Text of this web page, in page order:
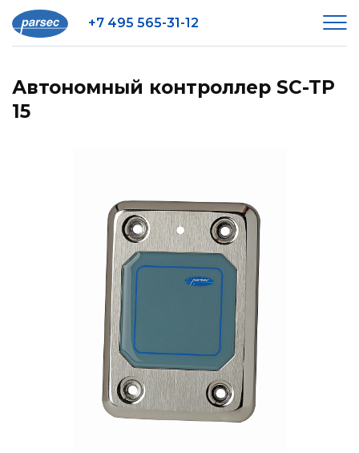
+7 495 565-31-12
Автономный контроллер SC-TP
15